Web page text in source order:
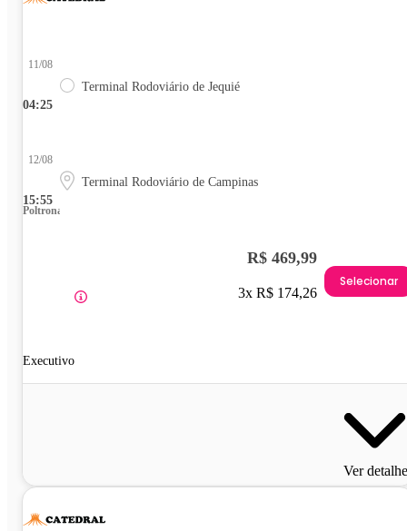
04:25
11/08
Terminal Rodoviário de Jequié
15:55
12/08
Terminal Rodoviário de Campinas
Poltrona
Executivo
R$ 469,99
3x R$ 174,26
Selecionar
Ver